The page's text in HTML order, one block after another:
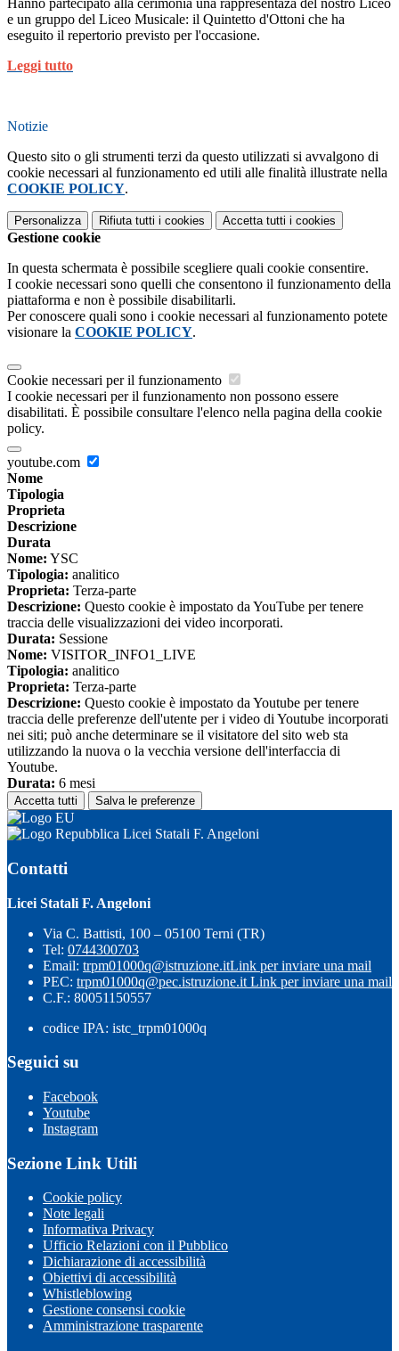
Hanno partecipato alla cerimonia una rappresentaza del nostro Liceo
e un gruppo del Liceo Musicale: il Quintetto d'Ottoni che ha
eseguito il repertorio previsto per l'occasione.
Leggi tutto
Notizie
Questo sito o gli strumenti terzi da questo utilizzati si avvalgono di
cookie necessari al funzionamento ed utili alle finalità illustrate nella
COOKIE POLICY.
Personalizza Rifiuta tutti i cookies Accetta tutti i cookies
Gestione cookie
In questa schermata è possibile scegliere quali cookie consentire.
I cookie necessari sono quelli che consentono il funzionamento della
piattaforma e non è possibile disabilitarli.
Per conoscere quali sono i cookie necessari al funzionamento potete
visionare la COOKIE POLICY.
Cookie necessari per il funzionamento
I cookie necessari per il funzionamento non possono essere
disabilitati. È possibile consultare l'elenco nella pagina della cookie
policy.
youtube.com
Nome
Tipologia
Proprieta
Descrizione
Durata
Nome: YSC
Tipologia: analitico
Proprieta: Terza-parte
Descrizione: Questo cookie è impostato da YouTube per tenere
traccia delle visualizzazioni dei video incorporati.
Durata: Sessione
Nome: VISITOR_INFO1_LIVE
Tipologia: analitico
Proprieta: Terza-parte
Descrizione: Questo cookie è impostato da Youtube per tenere
traccia delle preferenze dell'utente per i video di Youtube incorporati
nei siti; può anche determinare se il visitatore del sito web sta
utilizzando la nuova o la vecchia versione dell'interfaccia di
Youtube.
Durata: 6 mesi
Accetta tutti Salva le preferenze
Licei Statali F. Angeloni
Contatti
Licei Statali F. Angeloni
Via C. Battisti, 100 – 05100 Terni (TR)
Tel: 0744300703
Email: trpm01000q@istruzione.itLink per inviare una mail
PEC: trpm01000q@pec.istruzione.it Link per inviare una mail
C.F.: 80051150557
codice IPA: istc_trpm01000q
Seguici su
Facebook
Youtube
Instagram
Sezione Link Utili
Cookie policy
Note legali
Informativa Privacy
Ufficio Relazioni con il Pubblico
Dichiarazione di accessibilità
Obiettivi di accessibilità
Whistleblowing
Gestione consensi cookie
Amministrazione trasparente